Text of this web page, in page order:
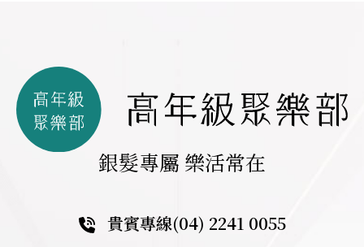
銀髮專屬 樂活常在
貴賓專線(04) 2241 0055